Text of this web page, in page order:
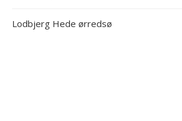
Lodbjerg Hede ørredsø